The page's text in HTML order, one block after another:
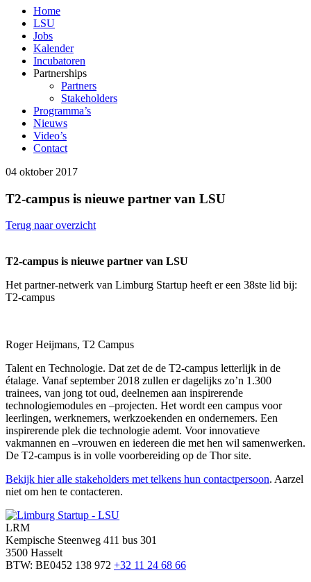
Home
LSU
Jobs
Kalender
Incubatoren
Partnerships
Partners
Stakeholders
Programma’s
Nieuws
Video’s
Contact
04 oktober 2017
T2-campus is nieuwe partner van LSU
Terug naar overzicht
T2-campus is nieuwe partner van LSU
Het partner-netwerk van Limburg Startup heeft er een 38ste lid bij:
T2-campus
Roger Heijmans, T2 Campus
Talent en Technologie. Dat zet de de T2-campus letterlijk in de
étalage. Vanaf september 2018 zullen er dagelijks zo’n 1.300
trainees, van jong tot oud, deelnemen aan inspirerende
technologiemodules en –projecten. Het wordt een campus voor
leerlingen, werknemers, werkzoekenden en ondernemers. Een
inspirerende plek die technologie ademt. Voor innovatieve
vakmannen en –vrouwen en iedereen die met hen wil samenwerken.
De T2-campus is in volle voorbereiding op de Thor site.
Bekijk hier alle stakeholders met telkens hun contactpersoon. Aarzel
niet om hen te contacteren.
LRM
Kempische Steenweg 411 bus 301
3500 Hasselt
BTW: BE0452 138 972 +32 11 24 68 66